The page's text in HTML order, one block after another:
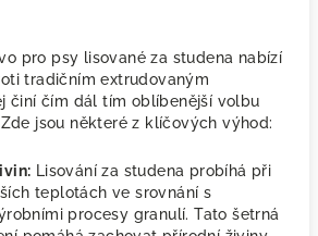
pro psy lisované za studena nabízí
tradičním extrudovaným
činí čím dál tím oblíbenější volbu
jsou některé z klíčových výhod:
Lisování za studena probíhá při
teplotách ve srovnání s
procesy granulí. Tato šetrná